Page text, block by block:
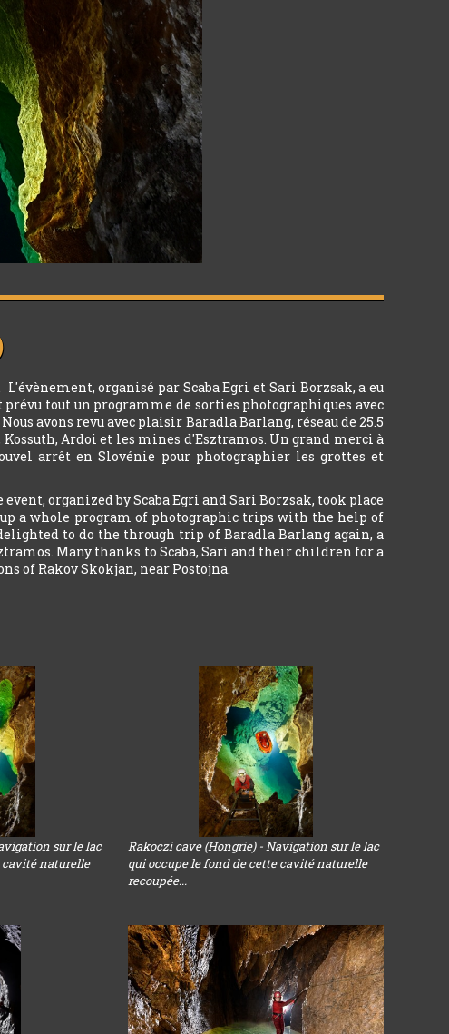
organisé par Scaba Egri et Sari Borzsak, a eu
tout un programme de sorties photographiques avec
avons revu avec plaisir Baradla Barlang, réseau de 25.5
Ardoi et les mines d'Esztramos. Un grand merci à
arrêt en Slovénie pour photographier les grottes et
organized by Scaba Egri and Sari Borzsak, took place
a whole program of photographic trips with the help of
to do the through trip of Baradla Barlang again, a
Many thanks to Scaba, Sari and their children for a
of Rakov Skokjan, near Postojna.
sur le lac
cavité naturelle
Rakoczi cave (Hongrie) - Navigation sur le lac
qui occupe le fond de cette cavité naturelle
recoupée...